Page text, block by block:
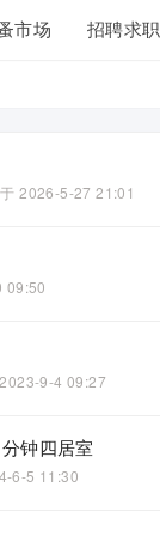
市场 招聘求职
2026-5-27 21:01
09:50
2023-9-4 09:27
钟四居室
6-5 11:30